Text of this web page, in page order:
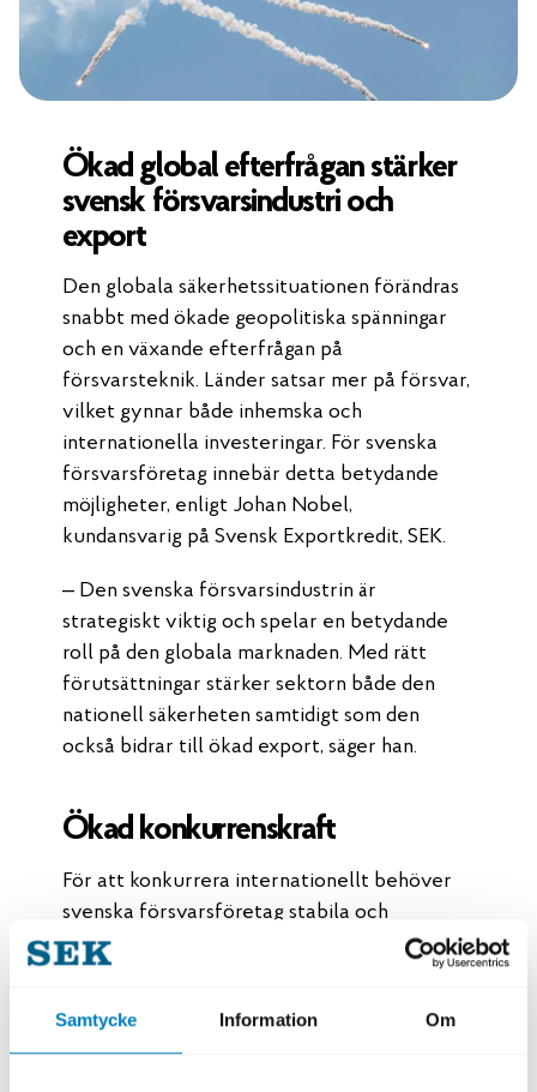
Samtycke Information Om
Ökad global efterfrågan stärker
svensk försvarsindustri och
export
Den globala säkerhetssituationen förändras
snabbt med ökade geopolitiska spänningar
och en växande efterfrågan på
försvarsteknik. Länder satsar mer på försvar,
vilket gynnar både inhemska och
internationella investeringar. För svenska
försvarsföretag innebär detta betydande
möjligheter, enligt Johan Nobel,
kundansvarig på Svensk Exportkredit, SEK.
– Den svenska försvarsindustrin är
strategiskt viktig och spelar en betydande
roll på den globala marknaden. Med rätt
förutsättningar stärker sektorn både den
nationell säkerheten samtidigt som den
också bidrar till ökad export, säger han.
Ökad konkurrenskraft
För att konkurrera internationellt behöver
svenska försvarsföretag stabila och
långsiktiga förutsättningar. Det handlar både
sträcker sig över företagens